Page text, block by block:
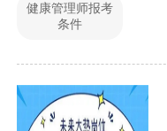
健康管理师报考
条件